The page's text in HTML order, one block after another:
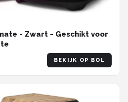
- Zwart - Geschikt voor
BEKIJK OP BOL